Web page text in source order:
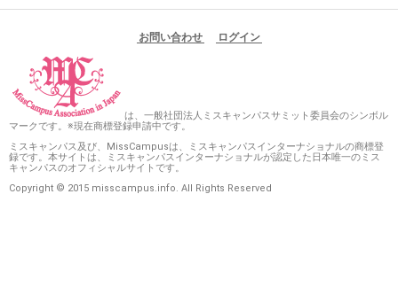
お問い合わせ ログイン
は、一般社団法人ミスキャンパスサミット委員会のシンボル
マークです。※現在商標登録申請中です。
ミスキャンパス及び、MissCampusは、ミスキャンパスインターナショナルの商標登
録です。本サイトは、ミスキャンパスインターナショナルが認定した日本唯一のミス
キャンパスのオフィシャルサイトです。
Copyright © 2015 misscampus.info. All Rights Reserved